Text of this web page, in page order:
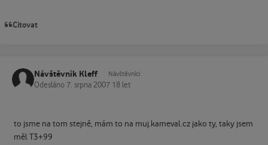
Citovat
Návštěvník Kleff Návštěvníci
Odesláno 7. srpna 2007 18 let
to jsme na tom stejně, mám to na muj.karneval.cz jako ty, taky jsem
měl T3+99